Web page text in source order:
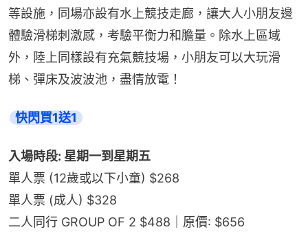
等設施，同場亦設有水上競技走廊，讓大人小朋友邊
體驗滑梯刺激感，考驗平衡力和膽量。除水上區域
外，陸上同樣設有充氣競技場，小朋友可以大玩滑
梯、彈床及波波池，盡情放電！
快閃買1送1
入場時段: 星期一到星期五
單人票 (12歲或以下小童) $268
單人票 (成人) $328
二人同行 GROUP OF 2 $488｜原價: $656